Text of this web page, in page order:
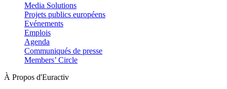
Media Solutions
Projets publics européens
Evénements
Emplois
Agenda
Communiqués de presse
Members’ Circle
À Propos d'Euractiv